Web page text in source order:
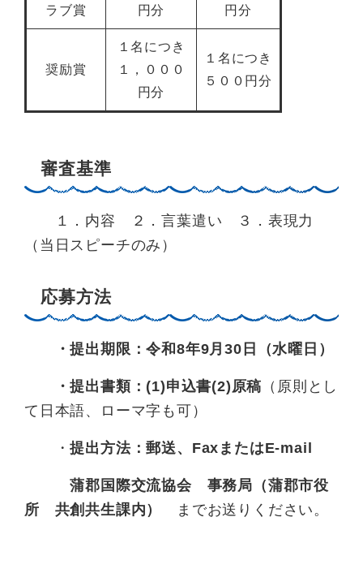
ラブ賞
円分
円分
奨励賞
１名につき
１，０００
円分
１名につき
５００円分
審査基準
１．内容 ２．言葉遣い ３．表現力
（当日スピーチのみ）
応募方法
・提出期限：令和8年9月30日（水曜日）
・提出書類： (1)申込書(2)原稿 （原則とし
て日本語、ローマ字も可）
・提出方法：郵送、FaxまたはE-mail
蒲郡国際交流協会 事務局（蒲郡市役
所 共創共生課内）
までお送りください。